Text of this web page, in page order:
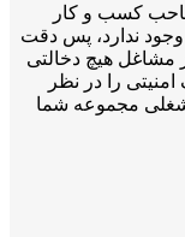
کسب و کار
ندارد، پس دقت
مشاغل هیچ دخالتی
را در نظر
شغلی مجموعه شما